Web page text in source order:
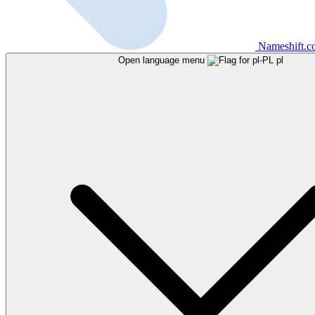
Open language menu pl